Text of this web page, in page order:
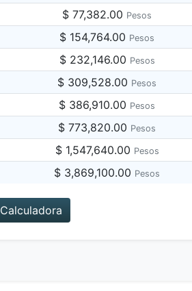
$ 77,382.00 Pesos
$ 154,764.00 Pesos
$ 232,146.00 Pesos
$ 309,528.00 Pesos
$ 386,910.00 Pesos
$ 773,820.00 Pesos
$ 1,547,640.00 Pesos
$ 3,869,100.00 Pesos
Calculadora